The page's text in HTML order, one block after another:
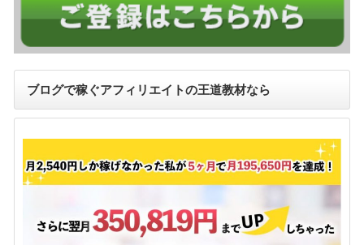
ブログで稼ぐアフィリエイトの王道教材なら